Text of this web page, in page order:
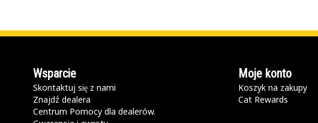
Wsparcie
Skontaktuj się z nami
Znajdź dealera
Centrum Pomocy dla dealerów.
Moje konto
Koszyk na zakupy
Cat Rewards